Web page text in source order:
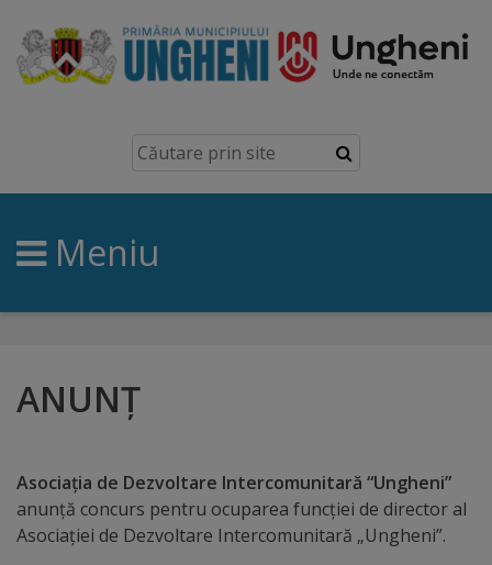
Ungheni
Prezentare
generală
Simbolurile
brand
înfrățite
Distincții
Meniu
ANUNȚ
Asociația de Dezvoltare Intercomunitară “Ungheni”
anunţă concurs pentru ocuparea funcţiei de director al
Asociației de Dezvoltare Intercomunitară „Ungheni”.